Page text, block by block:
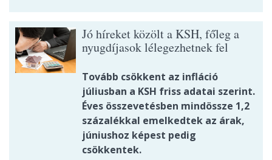
Jó híreket közölt a KSH, főleg a
nyugdíjasok lélegezhetnek fel
Tovább csökkent az infláció
júliusban a KSH friss adatai szerint.
Éves összevetésben mindössze 1,2
százalékkal emelkedtek az árak,
júniushoz képest pedig
csökkentek.